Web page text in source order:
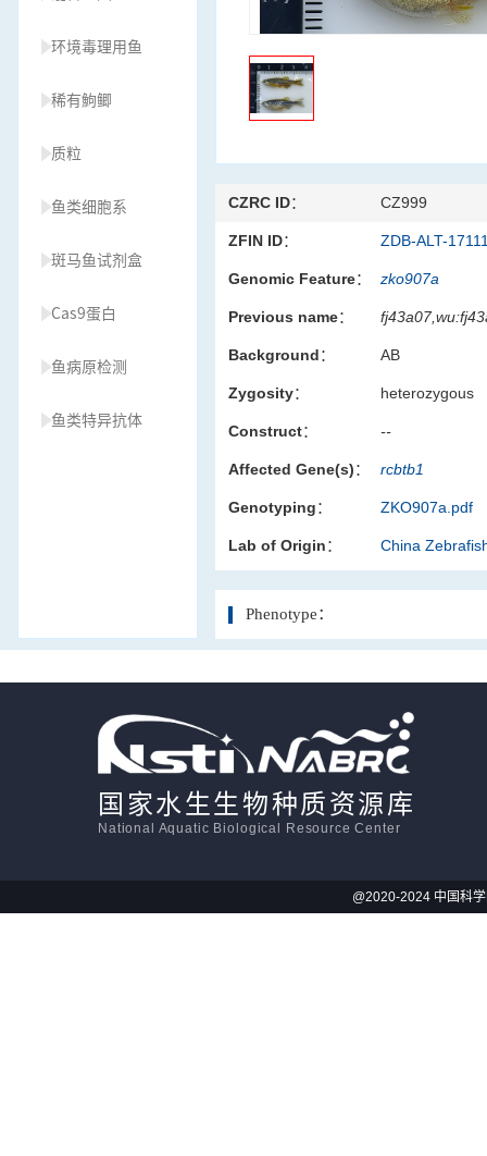
环境毒理用鱼
稀有鮈鲫
质粒
鱼类细胞系
斑马鱼试剂盒
Cas9蛋白
鱼病原检测
鱼类特异抗体
CZRC ID： CZ999
ZFIN ID： ZDB-ALT-
Genomic Feature： zko907a
Previous name：
Background： AB
Zygosity： heterozygous
Construct： --
Affected Gene(s)： rcbtb1
Genotyping： ZKO907a.pdf
Lab of Origin： China
Phenotype：
国家水生生物种质资源库
National Aquatic Biological Resource Center
@2020-2024 中国科